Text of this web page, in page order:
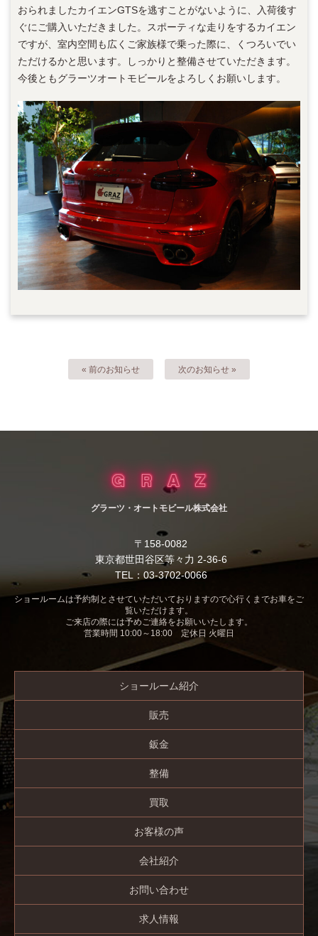
おられましたカイエンGTSを逃すことがないように、入荷後す
ぐにご購入いただきました。スポーティな走りをするカイエン
ですが、室内空間も広くご家族様で乗った際に、くつろいでい
ただけるかと思います。しっかりと整備させていただきます。
今後ともグラーツオートモビールをよろしくお願いします。
« 前のお知らせ 次のお知らせ »
グラーツ・オートモビール株式会社
〒158-0082
東京都世田谷区等々力 2-36-6
TEL：03-3702-0066
ショールームは予約制とさせていただいておりますので心行くまでお車をご
覧いただけます。
ご来店の際には予めご連絡をお願いいたします。
営業時間 10:00～18:00 定休日 火曜日
ショールーム紹介
販売
鈑金
整備
買取
お客様の声
会社紹介
お問い合わせ
求人情報